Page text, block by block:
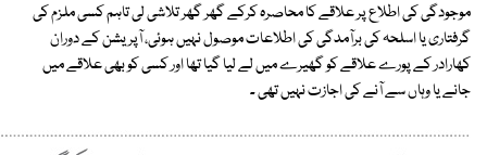
موجودگی کی اطلاع پر علاقے کا محاصرہ کرکے گھر گھر تلاشی لی تاہم کسی ملزم کی
گرفتاری یا اسلحہ کی برآمدگی کی اطلاعات موصول نہیں ہوئی، آپریشن کے دوران
کھارادر کے پورے علاقے کو گھیرے میں لے لیا گیا تھا اور کسی کو بھی علاقے میں
جانے یا وہاں سے آنے کی اجازت نہیں تھی ۔